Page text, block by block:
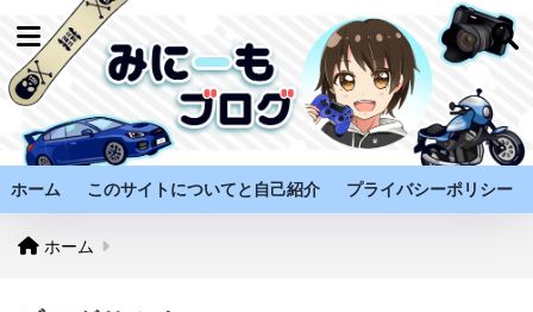
ホーム このサイトについてと自己紹介 プライバシーポリシー
ホーム